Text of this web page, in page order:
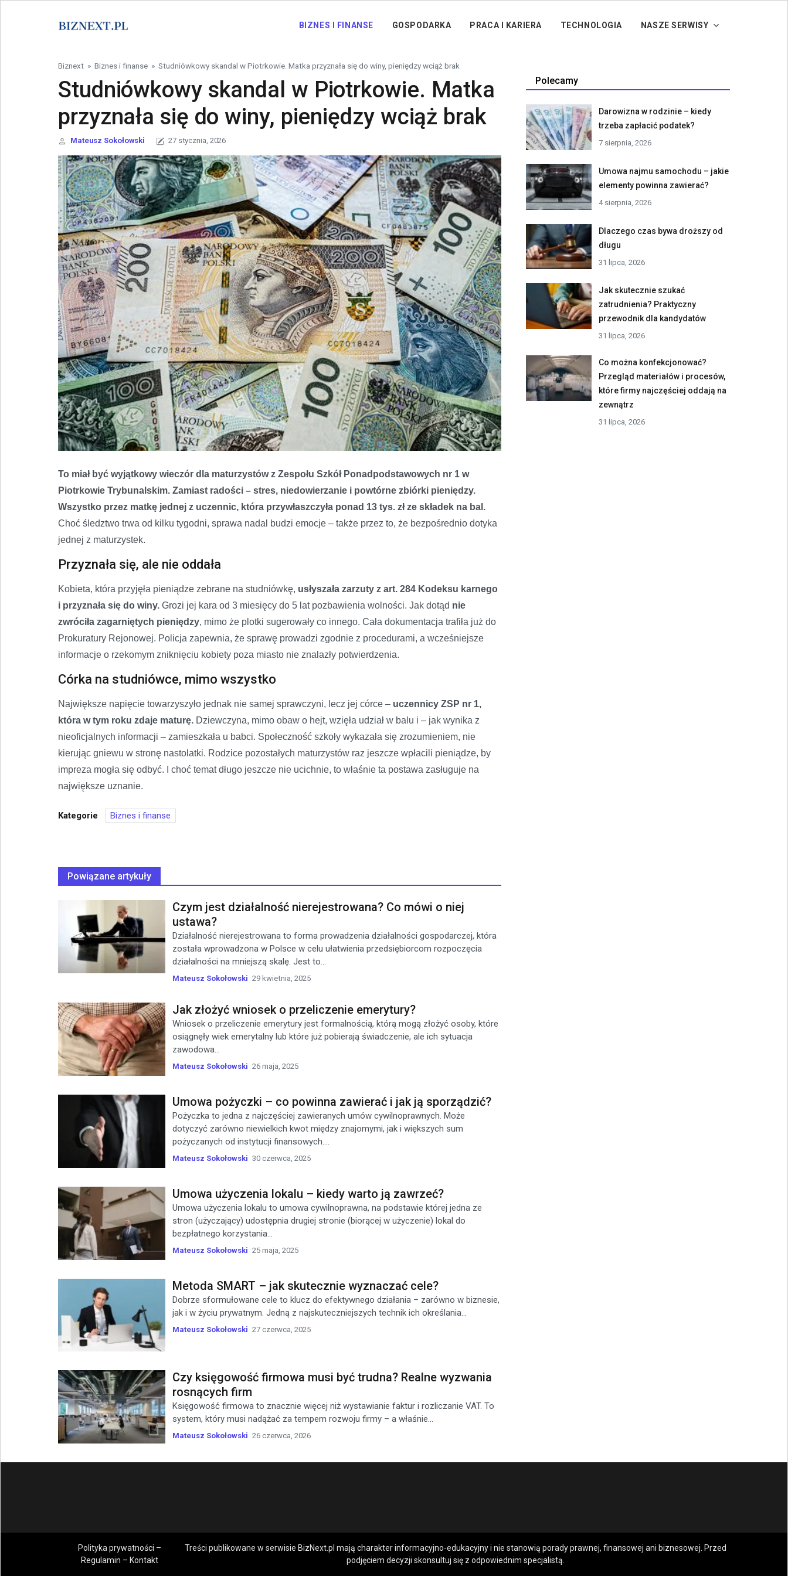
BIZNES I FINANSE GOSPODARKA PRACA I KARIERA TECHNOLOGIA NASZE SERWISY
Biznext » Biznes i finanse » Studniówkowy skandal w Piotrkowie. Matka przyznała się do winy, pieniędzy wciąż brak
Studniówkowy skandal w Piotrkowie. Matka
przyznała się do winy, pieniędzy wciąż brak
Mateusz Sokołowski 27 stycznia, 2026
To miał być wyjątkowy wieczór dla maturzystów z Zespołu Szkół Ponadpodstawowych nr 1 w
Piotrkowie Trybunalskim. Zamiast radości – stres, niedowierzanie i powtórne zbiórki pieniędzy.
Wszystko przez matkę jednej z uczennic, która przywłaszczyła ponad 13 tys. zł ze składek na bal.
Choć śledztwo trwa od kilku tygodni, sprawa nadal budzi emocje – także przez to, że bezpośrednio dotyka
jednej z maturzystek.
Przyznała się, ale nie oddała
Kobieta, która przyjęła pieniądze zebrane na studniówkę, usłyszała zarzuty z art. 284 Kodeksu karnego
i przyznała się do winy. Grozi jej kara od 3 miesięcy do 5 lat pozbawienia wolności. Jak dotąd nie
zwróciła zagarniętych pieniędzy, mimo że plotki sugerowały co innego. Cała dokumentacja trafiła już do
Prokuratury Rejonowej. Policja zapewnia, że sprawę prowadzi zgodnie z procedurami, a wcześniejsze
informacje o rzekomym zniknięciu kobiety poza miasto nie znalazły potwierdzenia.
Córka na studniówce, mimo wszystko
Największe napięcie towarzyszyło jednak nie samej sprawczyni, lecz jej córce – uczennicy ZSP nr 1,
która w tym roku zdaje maturę. Dziewczyna, mimo obaw o hejt, wzięła udział w balu i – jak wynika z
nieoficjalnych informacji – zamieszkała u babci. Społeczność szkoły wykazała się zrozumieniem, nie
kierując gniewu w stronę nastolatki. Rodzice pozostałych maturzystów raz jeszcze wpłacili pieniądze, by
impreza mogła się odbyć. I choć temat długo jeszcze nie ucichnie, to właśnie ta postawa zasługuje na
największe uznanie.
Kategorie Biznes i finanse
Powiązane artykuły
Czym jest działalność nierejestrowana? Co mówi o niej
ustawa?
Działalność nierejestrowana to forma prowadzenia działalności gospodarczej, która
została wprowadzona w Polsce w celu ułatwienia przedsiębiorcom rozpoczęcia
działalności na mniejszą skalę. Jest to...
Mateusz Sokołowski 29 kwietnia, 2025
Jak złożyć wniosek o przeliczenie emerytury?
Wniosek o przeliczenie emerytury jest formalnością, którą mogą złożyć osoby, które
osiągnęły wiek emerytalny lub które już pobierają świadczenie, ale ich sytuacja
zawodowa...
Mateusz Sokołowski 26 maja, 2025
Umowa pożyczki – co powinna zawierać i jak ją sporządzić?
Pożyczka to jedna z najczęściej zawieranych umów cywilnoprawnych. Może
dotyczyć zarówno niewielkich kwot między znajomymi, jak i większych sum
pożyczanych od instytucji finansowych....
Mateusz Sokołowski 30 czerwca, 2025
Umowa użyczenia lokalu – kiedy warto ją zawrzeć?
Umowa użyczenia lokalu to umowa cywilnoprawna, na podstawie której jedna ze
stron (użyczający) udostępnia drugiej stronie (biorącej w użyczenie) lokal do
bezpłatnego korzystania...
Mateusz Sokołowski 25 maja, 2025
Metoda SMART – jak skutecznie wyznaczać cele?
Dobrze sformułowane cele to klucz do efektywnego działania – zarówno w biznesie,
jak i w życiu prywatnym. Jedną z najskuteczniejszych technik ich określania...
Mateusz Sokołowski 27 czerwca, 2025
Czy księgowość firmowa musi być trudna? Realne wyzwania
rosnących firm
Księgowość firmowa to znacznie więcej niż wystawianie faktur i rozliczanie VAT. To
system, który musi nadążać za tempem rozwoju firmy – a właśnie...
Mateusz Sokołowski 26 czerwca, 2026
Polecamy
Darowizna w rodzinie – kiedy
trzeba zapłacić podatek?
7 sierpnia, 2026
Umowa najmu samochodu – jakie
elementy powinna zawierać?
4 sierpnia, 2026
Dlaczego czas bywa droższy od
długu
31 lipca, 2026
Jak skutecznie szukać
zatrudnienia? Praktyczny
przewodnik dla kandydatów
31 lipca, 2026
Co można konfekcjonować?
Przegląd materiałów i procesów,
które firmy najczęściej oddają na
zewnątrz
31 lipca, 2026
Polityka prywatności –
Regulamin – Kontakt
Treści publikowane w serwisie BizNext.pl mają charakter informacyjno-edukacyjny i nie stanowią porady prawnej, finansowej ani biznesowej. Przed
podjęciem decyzji skonsultuj się z odpowiednim specjalistą.